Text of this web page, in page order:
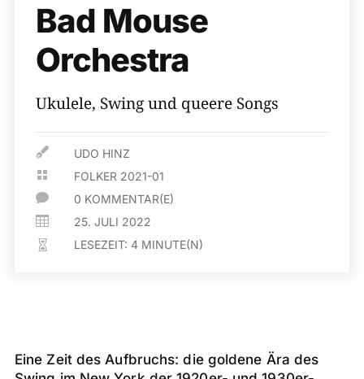
Bad Mouse
Orchestra
Ukulele, Swing und queere Songs
 UDO HINZ
 FOLKER 2021-01
 0 KOMMENTAR(E)
 25. JULI 2022
 LESEZEIT: 4 MINUTE(N)
Eine Zeit des Aufbruchs: die goldene Ära des